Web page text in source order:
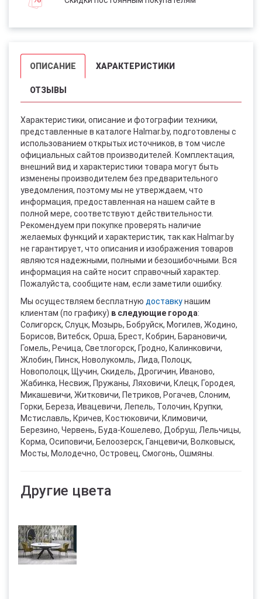
ОПИСАНИЕ ХАРАКТЕРИСТИКИ
ОТЗЫВЫ
Характеристики, описание и фотографии техники,
представленные в каталоге Halmar.by, подготовлены с
использованием открытых источников, в том числе
официальных сайтов производителей. Комплектация,
внешний вид и характеристики товара могут быть
изменены производителем без предварительного
уведомления, поэтому мы не утверждаем, что
информация, предоставленная на нашем сайте в
полной мере, соответствуют действительности.
Рекомендуем при покупке проверять наличие
желаемых функций и характеристик, так как Halmar.by
не гарантирует, что описания и изображения товаров
являются надежными, полными и безошибочными. Вся
информация на сайте носит справочный характер.
Пожалуйста, сообщите нам, если заметили ошибку.
Мы осуществляем бесплатную доставкунашим
клиентам (по графику) в следующие города:
Солигорск, Слуцк, Мозырь, Бобруйск, Могилев, Жодино,
Борисов, Витебск, Орша, Брест, Кобрин, Барановичи,
Гомель, Речица, Светлогорск, Гродно, Калинковичи,
Жлобин, Пинск, Новолукомль, Лида, Полоцк,
Новополоцк, Щучин, Скидель, Дрогичин, Иваново,
Жабинка, Несвиж, Пружаны, Ляховичи, Клецк, Городея,
Микашевичи, Житковичи, Петриков, Рогачев, Слоним,
Горки, Береза, Ивацевичи, Лепель, Толочин, Крупки,
Мстиславль, Кричев, Костюковичи, Климовичи,
Березино, Червень, Буда-Кошелево, Добруш, Лельчицы,
Корма, Осиповичи, Белоозерск, Ганцевичи, Волковыск,
Мосты, Молодечно, Островец, Смогонь, Ошмяны.
Другие цвета